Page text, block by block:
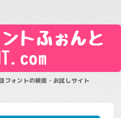
トふぉんと
フォントの検索・お試しサイト